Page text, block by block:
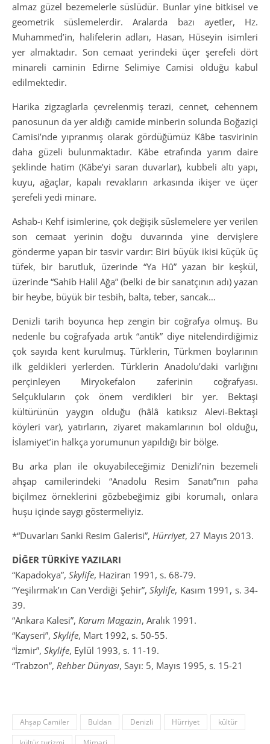
almaz güzel bezemelerle süslüdür. Bunlar yine bitkisel ve
geometrik süslemelerdir. Aralarda bazı ayetler, Hz.
Muhammed’in, halifelerin adları, Hasan, Hüseyin isimleri
yer almaktadır. Son cemaat yerindeki üçer şerefeli dört
minareli caminin Edirne Selimiye Camisi olduğu kabul
edilmektedir.
Harika zigzaglarla çevrelenmiş terazi, cennet, cehennem
panosunun da yer aldığı camide minberin solunda Boğaziçi
Camisi’nde yıpranmış olarak gördüğümüz Kâbe tasvirinin
daha güzeli bulunmaktadır. Kâbe etrafında yarım daire
şeklinde hatim (Kâbe’yi saran duvarlar), kubbeli altı yapı,
kuyu, ağaçlar, kapalı revakların arkasında ikişer ve üçer
şerefeli yedi minare.
Ashab-ı Kehf isimlerine, çok değişik süslemelere yer verilen
son cemaat yerinin doğu duvarında yine dervişlere
gönderme yapan bir tasvir vardır: Biri büyük ikisi küçük üç
tüfek, bir barutluk, üzerinde “Ya Hû” yazan bir keşkül,
üzerinde “Sahib Halil Ağa” (belki de bir sanatçının adı) yazan
bir heybe, büyük bir tesbih, balta, teber, sancak…
Denizli tarih boyunca hep zengin bir coğrafya olmuş. Bu
nedenle bu coğrafyada artık “antik” diye nitelendirdiğimiz
çok sayıda kent kurulmuş. Türklerin, Türkmen boylarının
ilk geldikleri yerlerden. Türklerin Anadolu’daki varlığını
perçinleyen Miryokefalon zaferinin coğrafyası.
Selçukluların çok önem verdikleri bir yer. Bektaşi
kültürünün yaygın olduğu (hâlâ katıksız Alevi-Bektaşi
köyleri var), yatırların, ziyaret makamlarının bol olduğu,
İslamiyet’in halkça yorumunun yapıldığı bir bölge.
Bu arka plan ile okuyabileceğimiz Denizli’nin bezemeli
ahşap camilerindeki “Anadolu Resim Sanatı”nın paha
biçilmez örneklerini gözbebeğimiz gibi korumalı, onlara
huşu içinde saygı göstermeliyiz.
*“Duvarları Sanki Resim Galerisi”, Hürriyet, 27 Mayıs 2013.
DİĞER TÜRKİYE YAZILARI
“Kapadokya”, Skylife, Haziran 1991, s. 68-79.
“Yeşilırmak’ın Can Verdiği Şehir”, Skylife, Kasım 1991, s. 34-
39.
“Ankara Kalesi”, Karum Magazin, Aralık 1991.
“Kayseri”, Skylife, Mart 1992, s. 50-55.
“İzmir”, Skylife, Eylül 1993, s. 11-19.
“Trabzon”, Rehber Dünyası, Sayı: 5, Mayıs 1995, s. 15-21
Ahşap Camiler Buldan Denizli Hürriyet
kültür